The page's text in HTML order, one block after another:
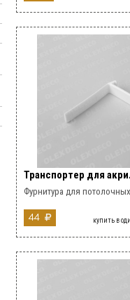
Транспортер для
Фурнитура для
44 купить в